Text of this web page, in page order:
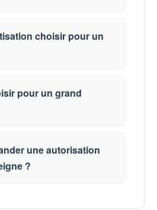
choisir pour un
pour un grand
une autorisation
?